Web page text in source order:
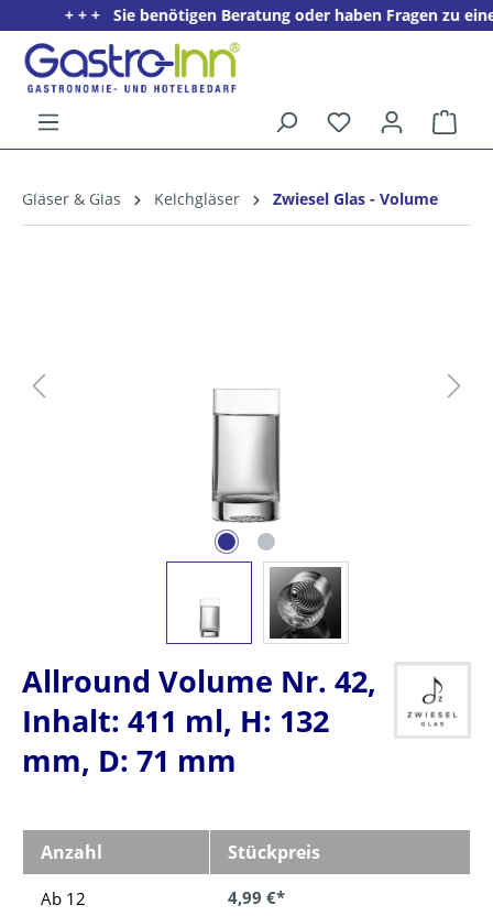
springen
+ + + Sie benötigen Beratung oder haben Fragen zu
Willkommens­rabatt**
Gläser & Glas Kelchgläser Zwiesel Glas - Volume
Allround Volume Nr. 42,
Inhalt: 411 ml, H: 132
mm, D: 71 mm
Anzahl Stückpreis
Ab 12 4,99 €*